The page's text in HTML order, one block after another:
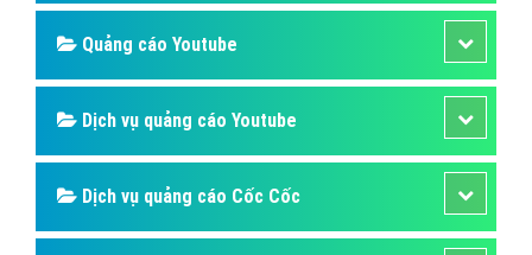
Quảng cáo Youtube
Dịch vụ quảng cáo Youtube
Dịch vụ quảng cáo Cốc Cốc